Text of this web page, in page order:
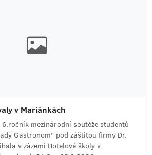
v Mariánkách
mezinárodní soutěže studentů
Gastronom" pod záštitou firmy Dr.
v zázemí Hotelové školy v